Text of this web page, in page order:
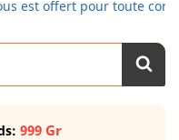
est offert pour toute
999 Gr